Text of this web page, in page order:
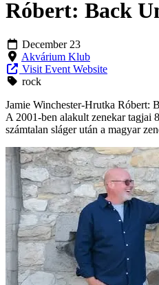
Róbert: Back
December 23
Akvárium Klub
Visit Event Website
rock
Jamie Winchester-Hrutka Róbert:
A 2001-ben alakult zenekar tagjai
számtalan sláger után a magyar